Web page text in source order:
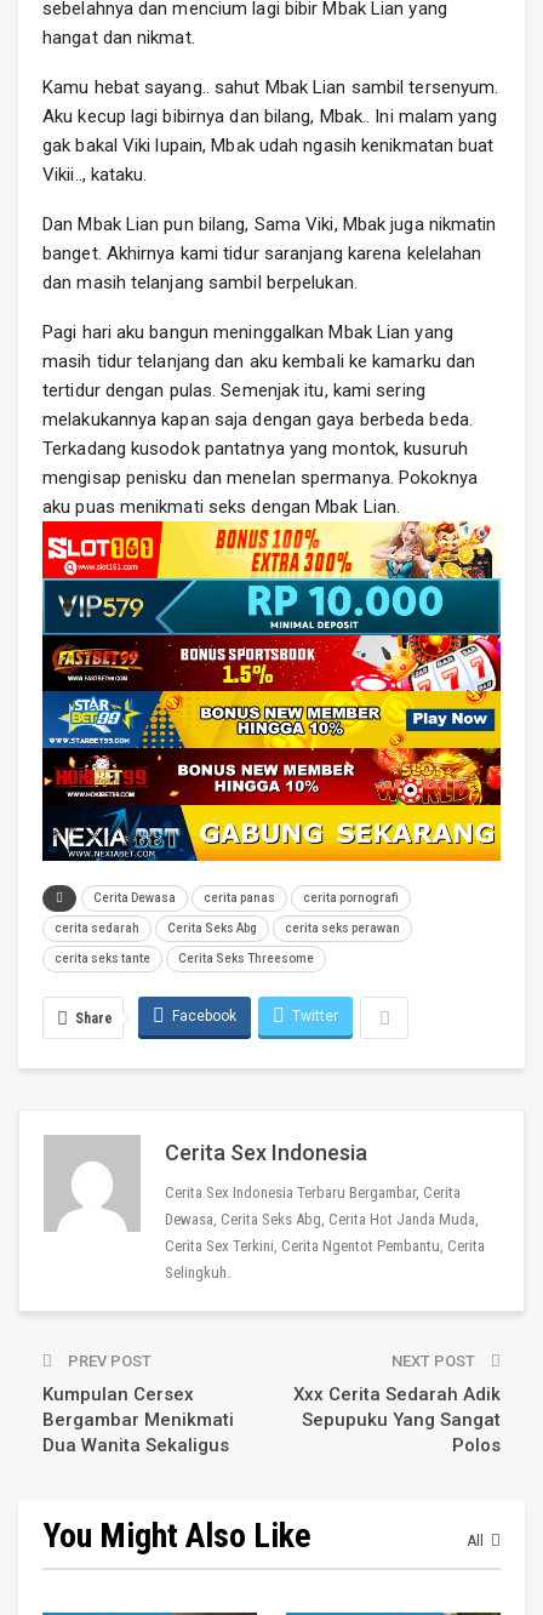
sebelahnya dan mencium lagi bibir Mbak Lian yang
hangat dan nikmat.
Kamu hebat sayang.. sahut Mbak Lian sambil tersenyum.
Aku kecup lagi bibirnya dan bilang, Mbak.. Ini malam yang
gak bakal Viki lupain, Mbak udah ngasih kenikmatan buat
Vikii.., kataku.
Dan Mbak Lian pun bilang, Sama Viki, Mbak juga nikmatin
banget. Akhirnya kami tidur saranjang karena kelelahan
dan masih telanjang sambil berpelukan.
Pagi hari aku bangun meninggalkan Mbak Lian yang
masih tidur telanjang dan aku kembali ke kamarku dan
tertidur dengan pulas. Semenjak itu, kami sering
melakukannya kapan saja dengan gaya berbeda beda.
Terkadang kusodok pantatnya yang montok, kusuruh
mengisap penisku dan menelan spermanya. Pokoknya
aku puas menikmati seks dengan Mbak Lian.
Cerita Dewasa cerita panas cerita pornografi
cerita sedarah Cerita Seks Abg cerita seks perawan
cerita seks tante Cerita Seks Threesome
Share Facebook Twitter
Cerita Sex Indonesia
Cerita Sex Indonesia Terbaru Bergambar, Cerita
Dewasa, Cerita Seks Abg, Cerita Hot Janda Muda,
Cerita Sex Terkini, Cerita Ngentot Pembantu, Cerita
Selingkuh.
PREV POST
Kumpulan Cersex
Bergambar Menikmati
Dua Wanita Sekaligus
NEXT POST
Xxx Cerita Sedarah Adik
Sepupuku Yang Sangat
Polos
All
You Might Also Like